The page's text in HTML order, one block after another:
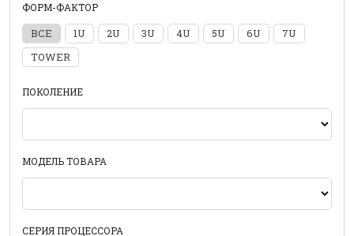
ФОРМ-ФАКТОР
ВСЕ 1U 2U 3U 4U 5U 6U
7U
TOWER
ПОКОЛЕНИЕ
МОДЕЛЬ ТОВАРА
СЕРИЯ ПРОЦЕССОРА